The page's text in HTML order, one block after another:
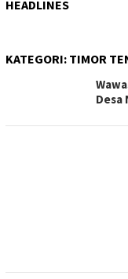
HEADLINES
KATEGORI: TIMOR
Desa